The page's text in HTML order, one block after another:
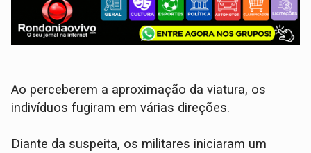
Ao perceberem a aproximação da viatura, os
indivíduos fugiram em várias direções.
​Diante da suspeita, os militares iniciaram um